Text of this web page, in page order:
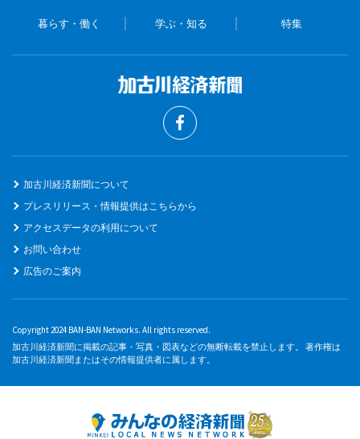
暮らす・働く 学ぶ・知る 特集
加古川経済新聞について
プレスリリース・情報提供はこちらから
アクセスデータの利用について
お問い合わせ
広告のご案内
Copyright 2024 BAN-BAN Networks. All rights reserved.
加古川経済新聞に掲載の記事・写真・図表などの無断転載を禁止します。 著作権は
加古川経済新聞またはその情報提供者に属します。